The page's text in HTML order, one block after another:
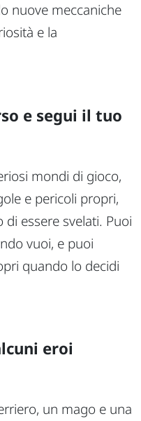
nuove meccaniche
e la
e segui il tuo
mondi di gioco,
e pericoli propri,
essere svelati. Puoi
vuoi, e puoi
quando lo decidi
eroi
un mago e una